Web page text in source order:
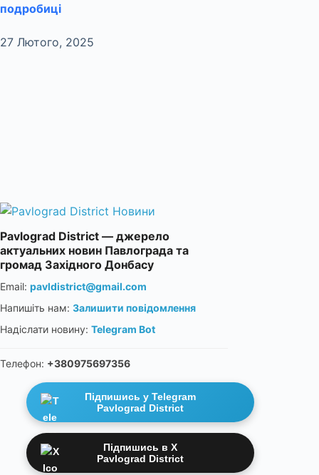
подробиці
27 Лютого, 2025
Pavlograd District — джерело
актуальних новин Павлограда та
громад Західного Донбасу
Email: pavldistrict@gmail.com
Напишіть нам: Залишити повідомлення
Надіслати новину: Telegram Bot
Телефон: +380975697356
Підпишись у Telegram
Pavlograd District
Підпишись в X
Pavlograd District